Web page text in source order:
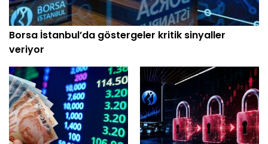
Borsa İstanbul’da göstergeler kritik sinyaller
veriyor